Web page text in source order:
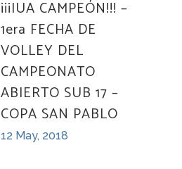
¡¡¡IUA CAMPEÓN!!! –
1era FECHA DE
VOLLEY DEL
CAMPEONATO
ABIERTO SUB 17 –
COPA SAN PABLO
12 May, 2018